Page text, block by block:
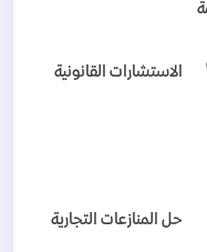
الاستشارات القانونية
حل المنازعات التجارية